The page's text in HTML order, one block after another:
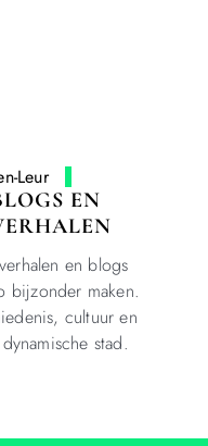
Leur
EN
en blogs
bijzonder maken.
cultuur en
stad.